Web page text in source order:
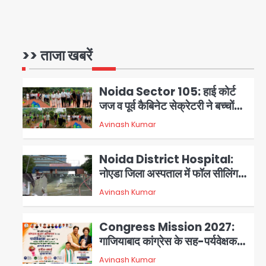
>> ताजा खबरें
1
विरासत और बॉलीवुड सितारों का जमीनी
2
Noida Sector 105: हाई कोर्ट
जज व पूर्व कैबिनेट सेक्रेटरी ने बच्चों
संग चलाया सफाई अभियान, 160
किलो कूड़ा हटाया
Avinash Kumar
3
Noida District Hospital:
नोएडा जिला अस्पताल में फॉल सीलिंग
गिरी, गायनो OT गैलरी में बड़ा हादसा
टला; मरीजों की सुरक्षा पर उठे सवाल
Avinash Kumar
Congress Mission 2027:
गाजियाबाद कांग्रेस के सह-पर्यवेक्षक
बने सतेन्द्र शर्मा, गौतमबुद्धनगर नेताओं
Avinash Kumar